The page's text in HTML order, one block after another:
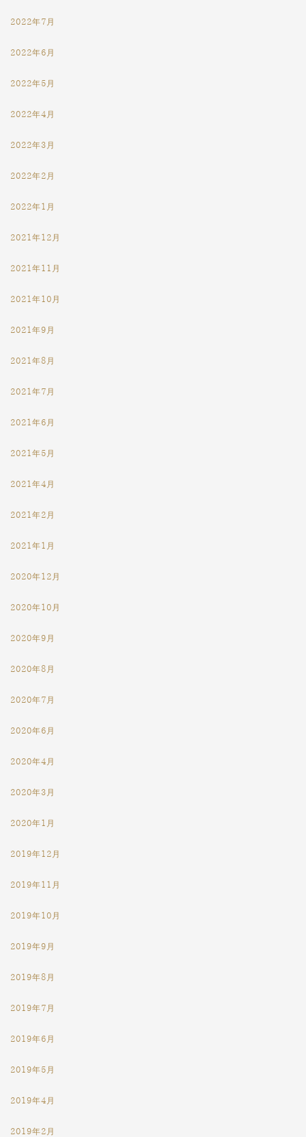
2022年7月
2022年6月
2022年5月
2022年4月
2022年3月
2022年2月
2022年1月
2021年12月
2021年11月
2021年10月
2021年9月
2021年8月
2021年7月
2021年6月
2021年5月
2021年4月
2021年2月
2021年1月
2020年12月
2020年10月
2020年9月
2020年8月
2020年7月
2020年6月
2020年4月
2020年3月
2020年1月
2019年12月
2019年11月
2019年10月
2019年9月
2019年8月
2019年7月
2019年6月
2019年5月
2019年4月
2019年2月